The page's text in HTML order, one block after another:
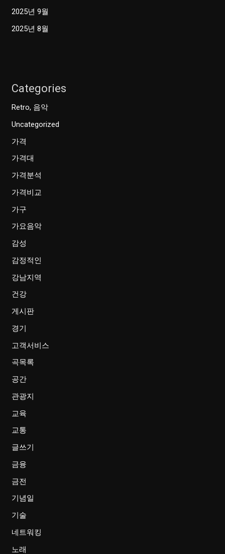
2025년 9월
2025년 8월
Categories
Retro, 음악
Uncategorized
가격
가격대
가격분석
가격비교
가구
가요음악
감성
감정적인
강남지역
건강
게시판
경기
고객서비스
곡목록
공간
관광지
교육
교통
글쓰기
금융
금전
기념일
기술
네트워킹
노래